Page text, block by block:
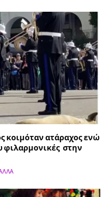
κοιμόταν ατάραχος ενώ
στην